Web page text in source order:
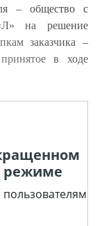
– общество с
«Л» на решение
заказчика –
в ходе
режиме
пользователям